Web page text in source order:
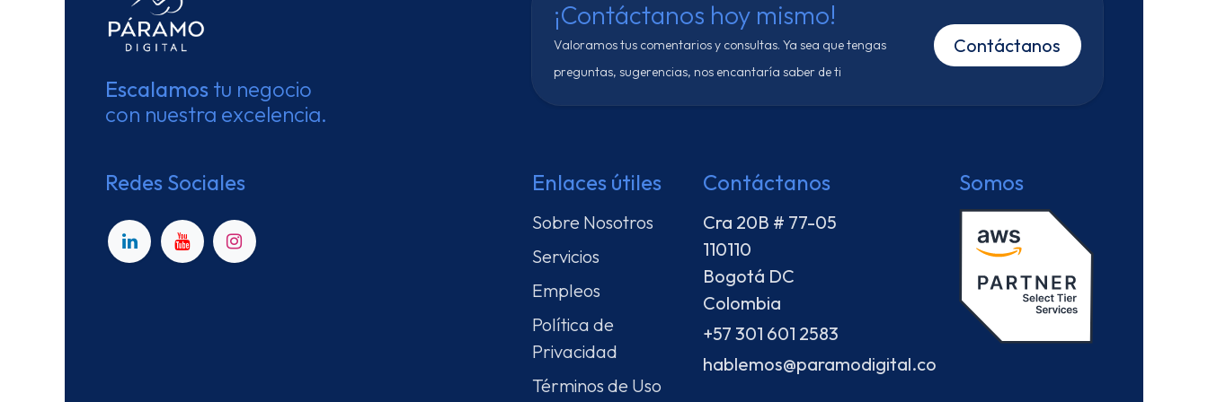
Escalamos tu negocio
con nuestra excelencia.
¡Contáctanos hoy mismo!
Valoramos tus comentarios y consultas. Ya sea que tengas
preguntas, sugerencias, nos encantaría saber de ti
Contáctanos
Redes Sociales Enlaces útiles
Sobre Nosotros
Servicios
Empleos
Política de
Privacidad
Términos de Uso
Contáctanos
Cra 20B # 77-05
110110
Bogotá DC
Colombia
+57 301 601 2583
hablemos@paramodigital.co
Somos